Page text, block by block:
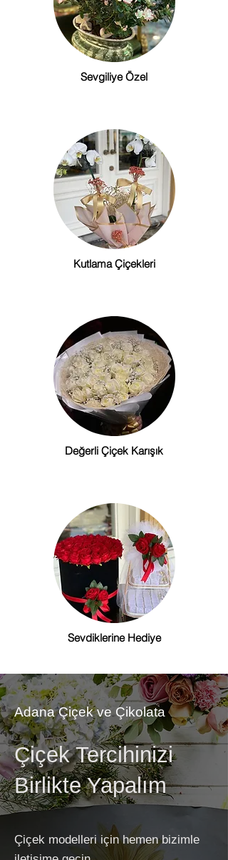
Sevgiliye Özel
Kutlama Çiçekleri
Değerli Çiçek Karışık
Sevdiklerine Hediye
Adana Çiçek ve Çikolata
Çiçek Tercihinizi
Birlikte Yapalım
Çiçek modelleri için hemen bizimle